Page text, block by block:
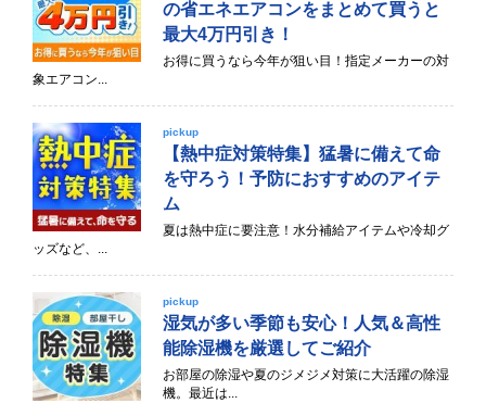
の省エネエアコンをまとめて買うと
最大4万円引き！
お得に買うなら今年が狙い目！指定メーカーの対
象エアコン...
pickup
【熱中症対策特集】猛暑に備えて命
を守ろう！予防におすすめのアイテ
ム
夏は熱中症に要注意！水分補給アイテムや冷却グ
ッズなど、...
pickup
湿気が多い季節も安心！人気＆高性
能除湿機を厳選してご紹介
お部屋の除湿や夏のジメジメ対策に大活躍の除湿
機。最近は...